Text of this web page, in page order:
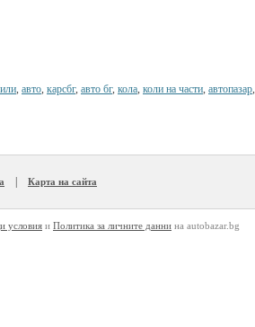
, авто, карсбг, авто бг, кола, коли на части, автопазар,
Карта на сайта
условия и Политика за личните данни на autobazar.bg